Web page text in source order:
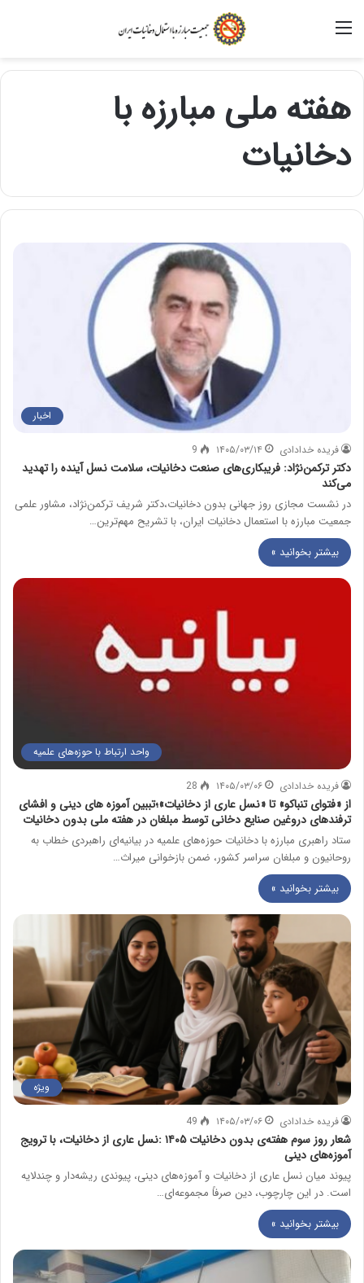
هفته ملی مبارزه با
دخانیات
اخبار
فریده خدادادی ۱۴۰۵/۰۳/۱۴ 9
دکتر ترکمن‌نژاد: فریبکاری‌های صنعت دخانیات، سلامت نسل آینده را تهدید
می‌کند
در نشست مجازی روز جهانی بدون دخانیات،دکتر شریف ترکمن‌نژاد، مشاور علمی
جمعیت مبارزه با استعمال دخانیات ایران، با تشریح مهم‌ترین…
بیشتر بخوانید »
واحد ارتباط با حوزه‌های علمیه
فریده خدادادی ۱۴۰۵/۰۳/۰۶ 28
از «فتوای تنباکو» تا «نسل عاری از دخانیات»؛تببین آموزه های دینی و افشای
ترفندهای دروغین صنایع دخانی توسط مبلغان در هفته ملی بدون دخانیات
ستاد راهبری مبارزه با دخانیات حوزه‌های علمیه در بیانیه‌ای راهبردی خطاب به
روحانیون و مبلغان سراسر کشور، ضمن بازخوانی میراث…
بیشتر بخوانید »
ویژه
فریده خدادادی ۱۴۰۵/۰۳/۰۶ 49
شعار روز سوم هفته‌ی بدون دخانیات ۱۴۰۵ :نسل عاری از دخانیات، با ترویج
آموزه‌های دینی
پیوند میان نسل عاری از دخانیات و آموزه‌های دینی، پیوندی ریشه‌دار و چندلایه
است. در این چارچوب، دین صرفاً مجموعه‌ای…
بیشتر بخوانید »